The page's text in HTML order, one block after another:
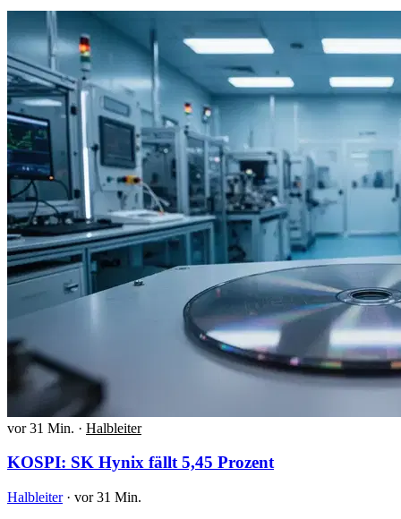
vor 31 Min. · Halbleiter
KOSPI: SK Hynix fällt 5,45 Prozent
Halbleiter · vor 31 Min.